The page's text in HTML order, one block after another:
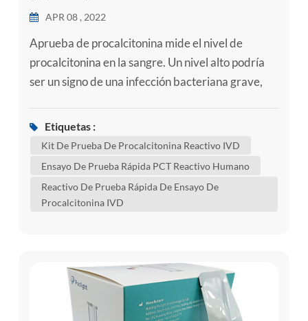
APR 08 , 2022
Aprueba de procalcitonina mide el nivel de
procalcitonina en la sangre. Un nivel alto podría
ser un signo de una infección bacteriana grave,
severa a la infección. la sepsis ocurre cuando un la
infección en un área de su cuerpo, como la piel o el
extrema...
Etiquetas :
Kit De Prueba De Procalcitonina Reactivo IVD
Ensayo De Prueba Rápida PCT Reactivo Humano
Reactivo De Prueba Rápida De Ensayo De
Procalcitonina IVD